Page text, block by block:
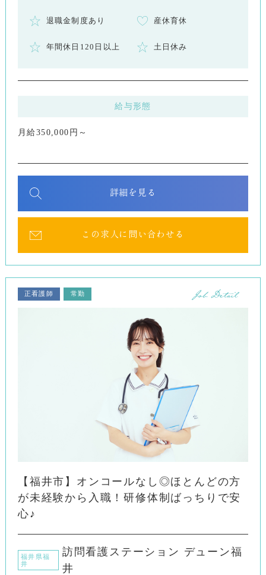
退職金制度あり 産休育休
年間休日120日以上 土日休み
給与形態
月給350,000円～
詳細を見る
この求人に問い合わせる
正看護師 常勤
【福井市】オンコールなし◎ほとんどの方
が未経験から入職！研修体制ばっちりで安
心♪
福井県福
井
訪問看護ステーション デューン福
井